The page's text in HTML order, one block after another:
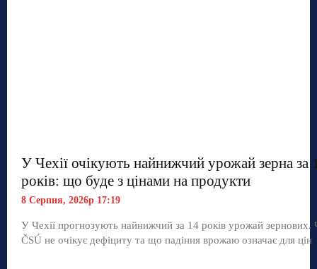
У Чехії очікують найнижчий урожай зерна за
років: що буде з цінами на продукти
8 Серпня, 2026р 17:19
У Чехії прогнозують найнижчий за 14 років урожай
ČSÚ не очікує дефіциту та що падіння врожаю означає для цін